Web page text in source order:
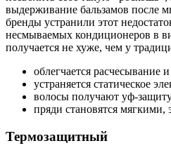
выдерживание бальзамов после
бренды устранили этот
несмываемых кондиционеров в
получается не хуже, чем у
облегчается расчесывание
устраняется статическое
волосы получают уф-
пряди становятся
Термозащитный